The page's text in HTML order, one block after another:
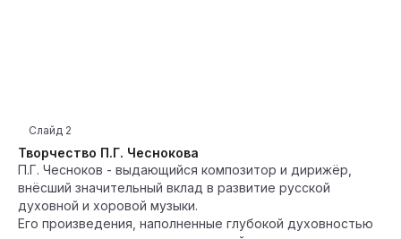
Творчество П.Г. Чеснокова
Слайд 2
П.Г. Чесноков - выдающийся композитор и дирижёр,
внёсший значительный вклад в развитие русской
духовной и хоровой музыки.
Его произведения, наполненные глубокой духовностью